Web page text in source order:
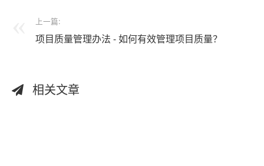
上一篇:
项目质量管理办法 - 如何有效管理项目质量？
相关文章